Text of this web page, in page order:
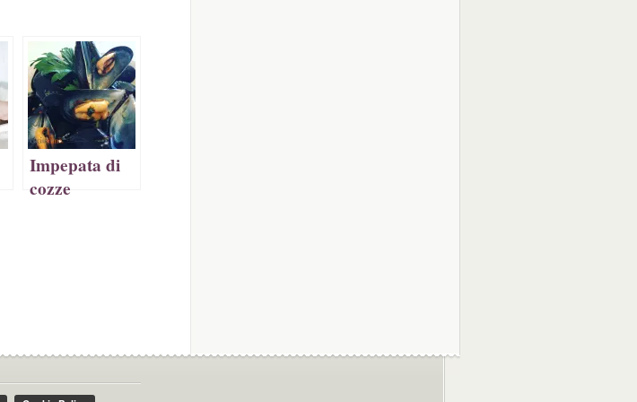
Impepata di
cozze